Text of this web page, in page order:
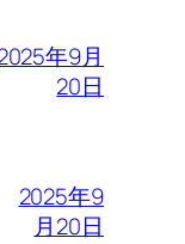
年9月
20日
2025年9
月20日